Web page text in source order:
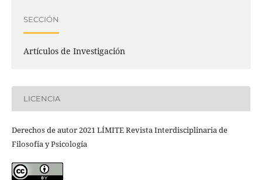
SECCIÓN
Artículos de Investigación
LICENCIA
Derechos de autor 2021 LÍMITE Revista Interdisciplinaria de
Filosofía y Psicología